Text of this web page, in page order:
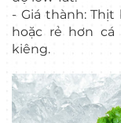
- Giá thành:
hoặc rẻ hơn cá
kiêng.